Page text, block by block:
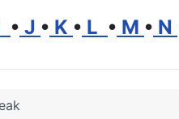
• J • K • L • M • N